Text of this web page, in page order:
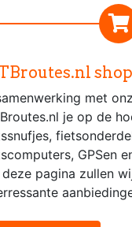
shop
met
je op de
GPSen
deze pagina zullen